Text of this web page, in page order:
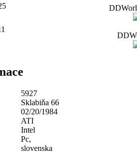
5927
Sklabiňa 66
02/20/1984
ATI
Intel
Pc,
slovenska